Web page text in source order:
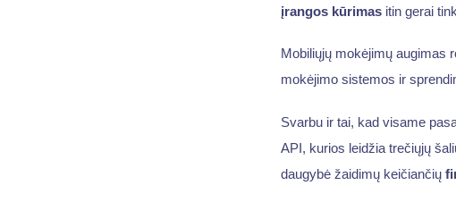
įrangos kūrimasitin gerai
Mobiliųjų mokėjimų augimas
mokėjimo sistemos ir
Svarbu ir tai, kad visame
API, kurios leidžia trečiųjų
daugybė žaidimų keičiančių